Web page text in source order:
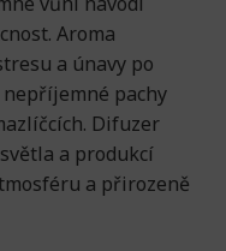
Aroma
a únavy po
pachy
Difuzer
a produkcí
a přirozeně